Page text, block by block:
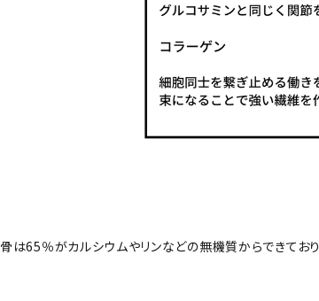
骨は65％がカルシウムやリンなどの無機質からできてお